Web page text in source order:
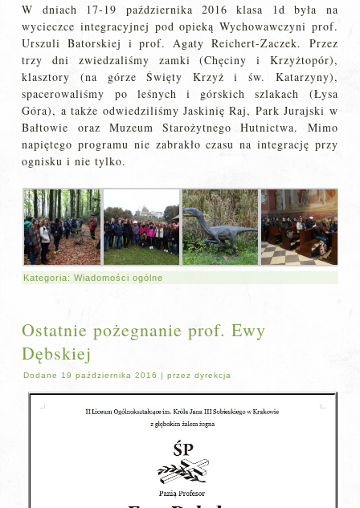
W dniach 17-19 października 2016 klasa 1d była na
wycieczce integracyjnej pod opieką Wychowawczyni prof.
Urszuli Batorskiej i prof. Agaty Reichert-Zaczek. Przez
trzy dni zwiedzaliśmy zamki (Chęciny i Krzyżtopór),
klasztory (na górze Święty Krzyż i św. Katarzyny),
spacerowaliśmy po leśnych i górskich szlakach (Łysa
Góra), a także odwiedziliśmy Jaskinię Raj, Park Jurajski w
Bałtowie oraz Muzeum Starożytnego Hutnictwa. Mimo
napiętego programu nie zabrakło czasu na integrację przy
ognisku i nie tylko.
Kategoria:Wiadomości ogólne
Ostatnie pożegnanie prof. Ewy
Dębskiej
Dodane 19 października 2016 |przez dyrekcja